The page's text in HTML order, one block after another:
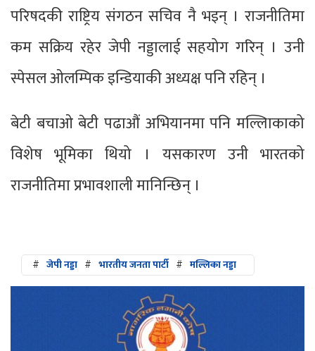
परिषदकी राष्ट्रिय संगठन सचिव नै भइन् । राजनीतिमा
कम सक्रिय रहेर जेपी नड्डालाई सहयोग गरिन् । उनी
स्पेसल ओलम्पिक इन्डियाकी अध्यक्ष पनि रहिन् ।
बेटी बचाओ बेटी पढाऔं अभियानमा पनि मल्लिाकाको
विशेष भूमिका थियो । यसकारण उनी भारतको
राजनीतिमा प्रभावशाली मानिन्छिन् ।
# जेपी नड्डा # भारतीय जनता पार्टी # मल्लिका नड्डा